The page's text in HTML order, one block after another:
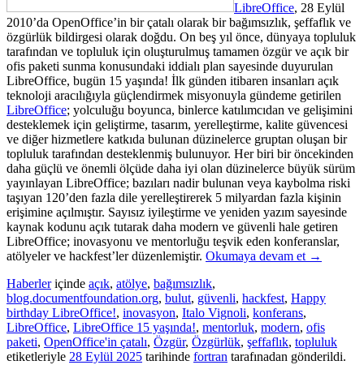
LibreOffice, 28 Eylül
2010’da OpenOffice’in bir çatalı olarak bir bağımsızlık, şeffaflık ve
özgürlük bildirgesi olarak doğdu. On beş yıl önce, dünyaya topluluk
tarafından ve topluluk için oluşturulmuş tamamen özgür ve açık bir
ofis paketi sunma konusundaki iddialı plan sayesinde duyurulan
LibreOffice, bugün 15 yaşında! İlk günden itibaren insanları açık
teknoloji aracılığıyla güçlendirmek misyonuyla gündeme getirilen
LibreOffice; yolculuğu boyunca, binlerce katılımcıdan ve gelişimini
desteklemek için geliştirme, tasarım, yerelleştirme, kalite güvencesi
ve diğer hizmetlere katkıda bulunan düzinelerce gruptan oluşan bir
topluluk tarafından desteklenmiş bulunuyor. Her biri bir öncekinden
daha güçlü ve önemli ölçüde daha iyi olan düzinelerce büyük sürüm
yayınlayan LibreOffice; bazıları nadir bulunan veya kaybolma riski
taşıyan 120’den fazla dile yerelleştirerek 5 milyardan fazla kişinin
erişimine açılmıştır. Sayısız iyileştirme ve yeniden yazım sayesinde
kaynak kodunu açık tutarak daha modern ve güvenli hale getiren
LibreOffice; inovasyonu ve mentorluğu teşvik eden konferanslar,
atölyeler ve hackfest’ler düzenlemiştir. Okumaya devam et →
Haberleriçinde açık, atölye, bağımsızlık,
blog.documentfoundation.org, bulut, güvenli, hackfest, Happy
birthday LibreOffice!, inovasyon, Italo Vignoli, konferans,
LibreOffice, LibreOffice 15 yaşında!, mentorluk, modern, ofis
paketi, OpenOffice'in çatalı, Özgür, Özgürlük, şeffaflık, topluluk
etiketleriyle 28 Eylül 2025 tarihinde fortran tarafınadan gönderildi.